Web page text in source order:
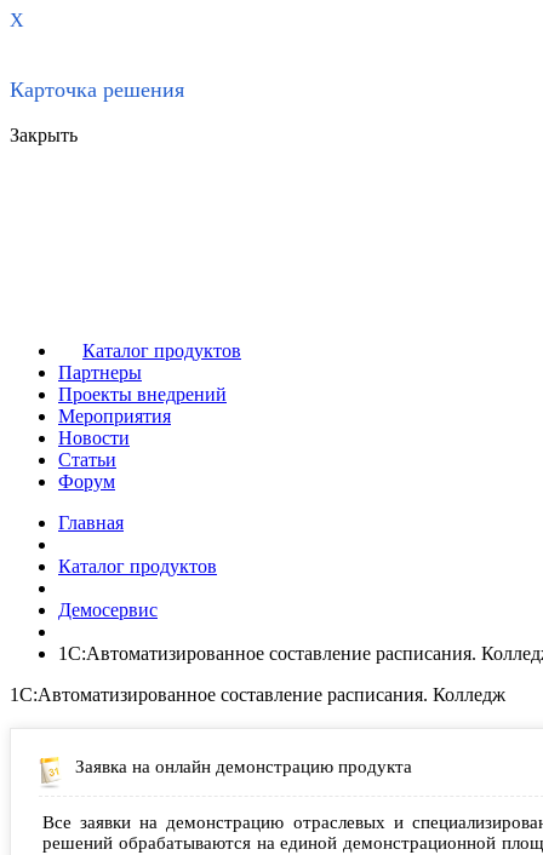
X
Карточка решения
Закрыть
Каталог продуктов
Партнеры
Проекты внедрений
Мероприятия
Новости
Статьи
Форум
Главная
Каталог продуктов
Демосервис
1С:Автоматизированное составление расписания.
1С:Автоматизированное составление расписания. Колледж
Заявка на онлайн демонстрацию продукта
Все заявки на демонстрацию отраслевых и
решений обрабатываются на единой демонстрационной